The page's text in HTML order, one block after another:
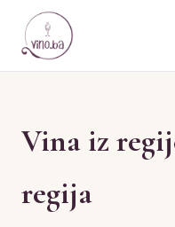
Vina iz
regija